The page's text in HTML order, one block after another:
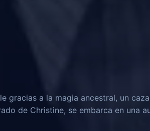
gracias a la magia ancestral, un
de Christine, se embarca en una